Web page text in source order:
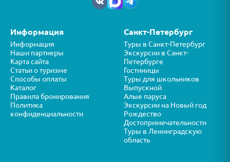
Информация
Информация
Наши партнеры
Карта сайта
Статьи о туризме
Способы оплаты
Каталог
Правила бронирования
Политика
конфиденциальности
Санкт-Петербург
Туры в Санкт-Петербург
Экскурсии в Санкт-
Петербурге
Гостиницы
Туры для школьников
Выпускной
Алые паруса
Экскурсии на Новый год
Рождество
Достопримечательности
Туры в Ленинградскую
область